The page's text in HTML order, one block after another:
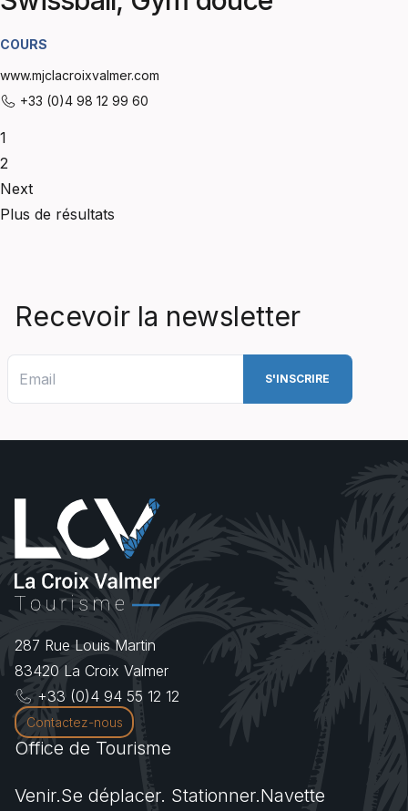
COURS
www.mjclacroixvalmer.com
+33 (0)4 98 12 99 60
1
2
Next
Plus de résultats
Recevoir la newsletter
287 Rue Louis Martin
83420 La Croix Valmer
+33 (0)4 94 55 12 12
Contactez-nous
Office de Tourisme
Venir.Se déplacer. Stationner.Navette